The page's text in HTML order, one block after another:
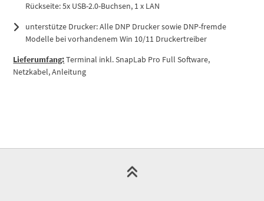
Rückseite: 5x USB-2.0-Buchsen, 1 x LAN
unterstütze Drucker: Alle DNP Drucker sowie DNP-fremde
Modelle bei vorhandenem Win 10/11 Druckertreiber
Lieferumfang:Terminal inkl. SnapLab Pro Full Software,
Netzkabel, Anleitung